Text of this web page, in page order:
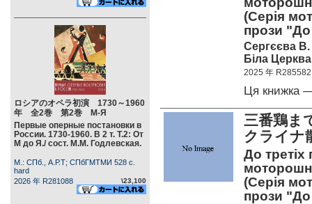
ロシアのオペラ初演 1730～1960
年 全2巻 第2巻 М-Я
Первые оперные постановки в
России. 1730-1960. В 2 т. Т.2: От
М до Я./ сост. М.М. Годлевская.
М.: СПб., А.Р.Т; СПбГМТМИ 528 c.
hard
2026 年 R281088
\23,100
(Серія
прози "До
Сергєєва В.
Біла
2025 年 R285582
Ця книжка
三番鶏
クライナ
До третіх
(Серія
прози "До